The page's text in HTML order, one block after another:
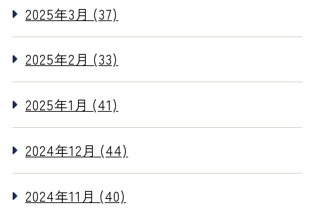
2025年3月 (37)
2025年2月 (33)
2025年1月 (41)
2024年12月 (44)
2024年11月 (40)